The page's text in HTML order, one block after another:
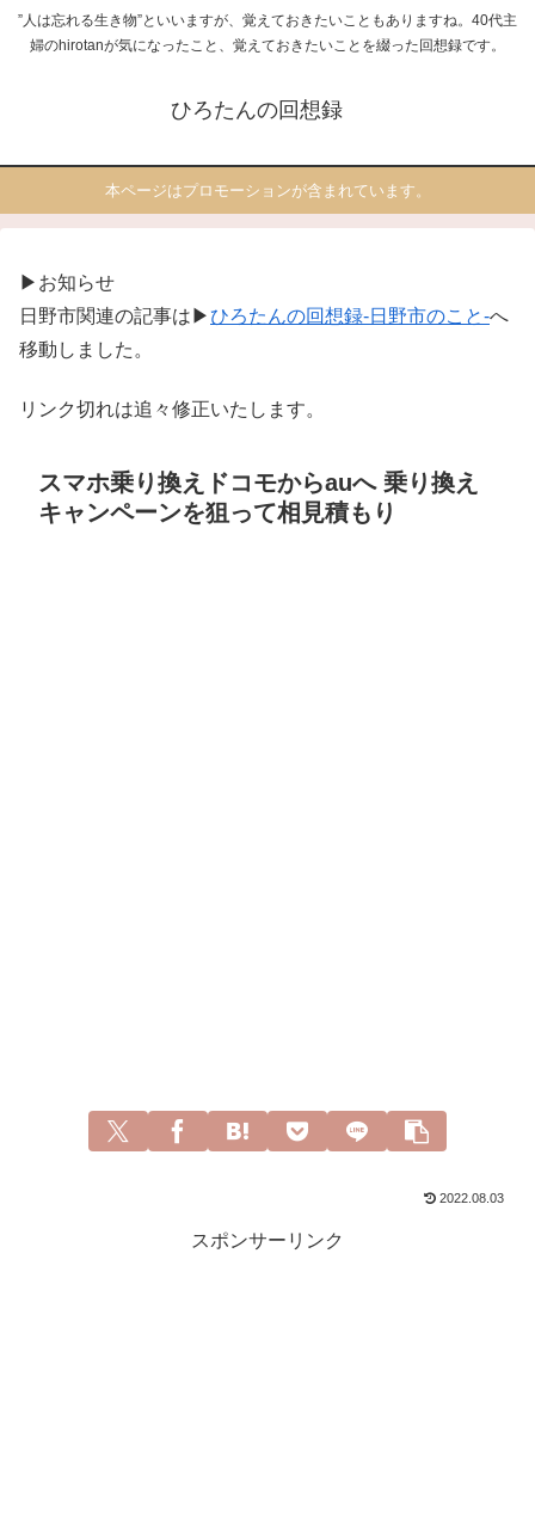
”人は忘れる生き物”といいますが、覚えておきたいこともありますね。40代主
婦のhirotanが気になったこと、覚えておきたいことを綴った回想録です。
ひろたんの回想録
本ページはプロモーションが含まれています。
▶お知らせ
日野市関連の記事は▶ひろたんの回想録-日野市のこと-へ
移動しました。
リンク切れは追々修正いたします。
スマホ乗り換えドコモからauへ 乗り換え
キャンペーンを狙って相見積もり
2022.08.03
スポンサーリンク